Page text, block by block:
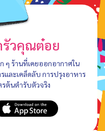
วคุณต๋อย
ๆ ร้านที่เคยออกอากาศใน
ละเคล็ดลับ การปรุงอาหาร
รต้นตำรับตัวจริง